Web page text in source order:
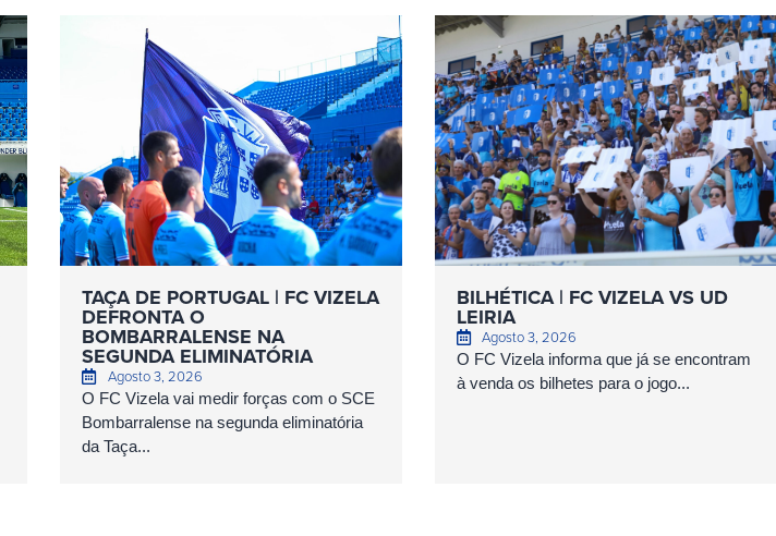
TAÇA DE PORTUGAL | FC VIZELA
DEFRONTA O
BOMBARRALENSE NA
SEGUNDA ELIMINATÓRIA
Agosto 3, 2026
O FC Vizela vai medir forças com o SCE
Bombarralense na segunda eliminatória
da Taça...
BILHÉTICA | FC VIZELA VS UD
LEIRIA
Agosto 3, 2026
O FC Vizela informa que já se encontram
à venda os bilhetes para o jogo...